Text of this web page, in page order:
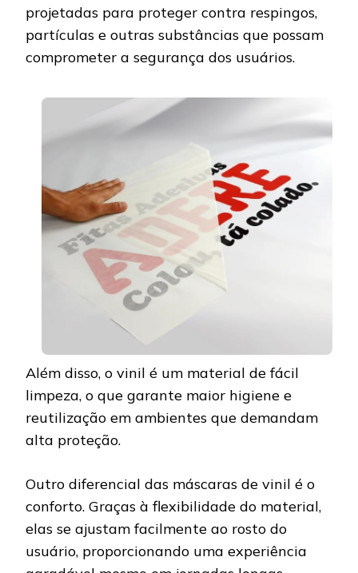
projetadas para proteger contra respingos,
partículas e outras substâncias que possam
comprometer a segurança dos usuários.
Além disso, o vinil é um material de fácil
limpeza, o que garante maior higiene e
reutilização em ambientes que demandam
alta proteção.
Outro diferencial das máscaras de vinil é o
conforto. Graças à flexibilidade do material,
elas se ajustam facilmente ao rosto do
usuário, proporcionando uma experiência